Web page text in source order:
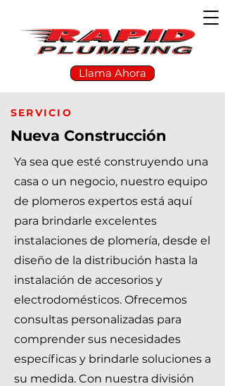
Llama Ahora
SERVICIO
Nueva Construcción
Ya sea que esté construyendo una
casa o un negocio, nuestro equipo
de plomeros expertos está aquí
para brindarle excelentes
instalaciones de plomería, desde el
diseño de la distribución hasta la
instalación de accesorios y
electrodomésticos. Ofrecemos
consultas personalizadas para
comprender sus necesidades
específicas y brindarle soluciones a
su medida. Con nuestra división